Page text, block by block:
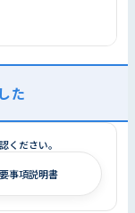
た
ください。
事項説明書